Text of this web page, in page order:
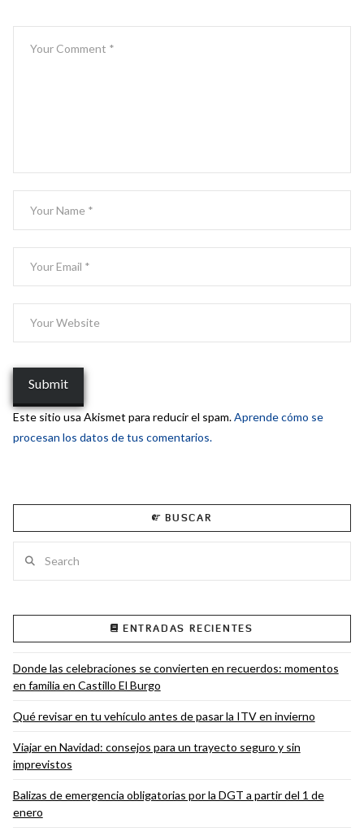
Este sitio usa Akismet para reducir el spam.Aprende cómo se
procesan los datos de tus comentarios.
BUSCAR
ENTRADAS RECIENTES
Donde las celebraciones se convierten en recuerdos: momentos
en familia en Castillo El Burgo
Qué revisar en tu vehículo antes de pasar la ITV en invierno
Viajar en Navidad: consejos para un trayecto seguro y sin
imprevistos
Balizas de emergencia obligatorias por la DGT a partir del 1 de
enero